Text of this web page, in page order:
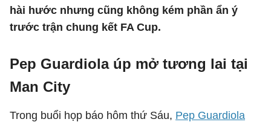
hài hước nhưng cũng không kém phần ẩn ý
trước trận chung kết FA Cup.
Pep Guardiola úp mở tương lai tại
Man City
Trong buổi họp báo hôm thứ Sáu, Pep Guardiola